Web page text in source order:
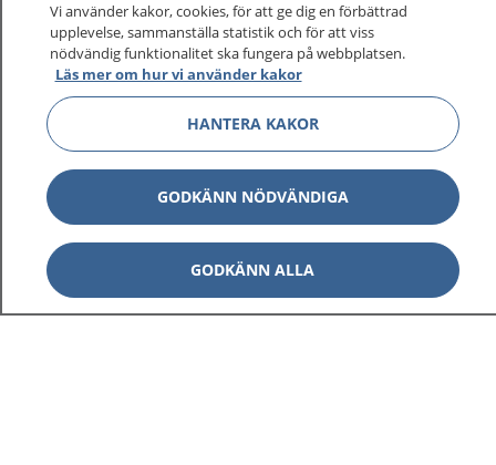
sjukdomar och vilka mottagningar du kan kontakta.
Logga in för att läsa din journal och göra dina
vårdärenden. Ring telefonnummer 1177 för
sjukvårdsrådgivning dygnet runt.
1177 ger dig råd när du vill må bättre.
1177 på flera språk Visa
Vi använder kakor, cookies, för att ge dig en förbättrad
upplevelse, sammanställa statistik och för att viss
nödvändig funktionalitet ska fungera på webbplatsen.
Läs mer om hur vi använder kakor
HANTERA KAKOR
GODKÄNN NÖDVÄNDIGA
GODKÄNN ALLA